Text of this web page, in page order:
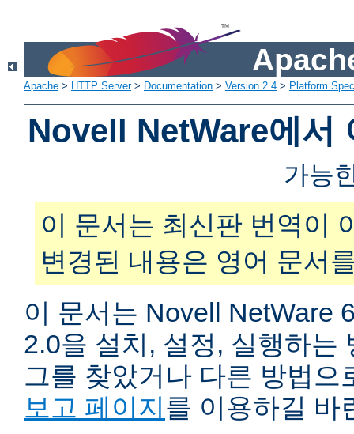
Apache > HTTP Server> Documentation > Version 2.4 > Platform
Novell NetWare에서
가능
이 문서는 최신판 번역이
변경된 내용은 영어 문서
이 문서는 Novell NetWare
2.0을 설치, 설정, 실행하는
그를 찾았거나 다른 방법
보고 페이지를 이용하길 바